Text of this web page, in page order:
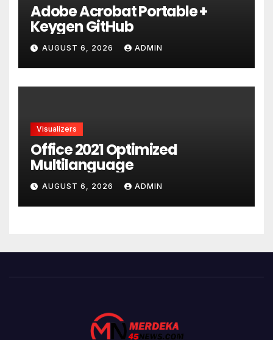
Adobe Acrobat Portable +
Keygen GitHub
AUGUST 6, 2026 ADMIN
Visualizers
Office 2021 Optimized
Multilanguage
AUGUST 6, 2026 ADMIN